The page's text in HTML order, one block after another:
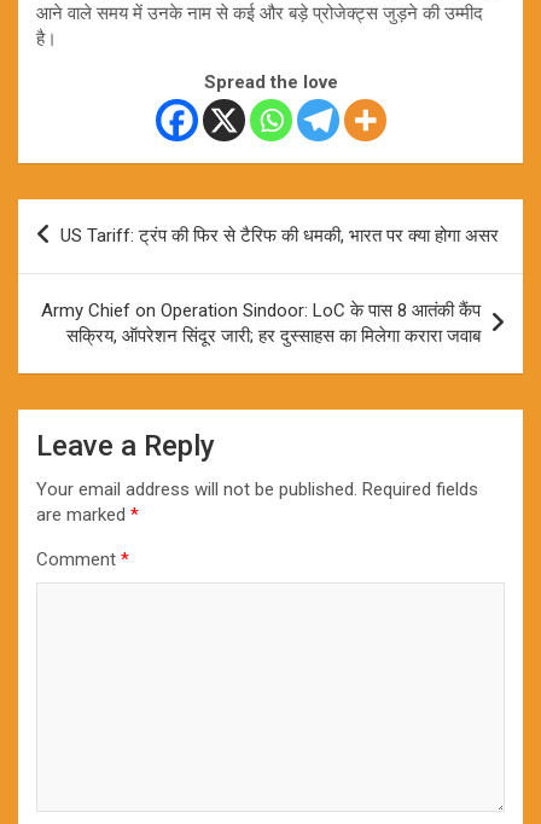
आने वाले समय में उनके नाम से कई और बड़े प्रोजेक्ट्स जुड़ने की उम्मीद
है।
Spread the love
Post
navigation
US Tariff: ट्रंप की फिर से टैरिफ की धमकी, भारत पर क्या होगा असर
Army Chief on Operation Sindoor: LoC के पास 8 आतंकी कैंप
सक्रिय, ऑपरेशन सिंदूर जारी; हर दुस्साहस का मिलेगा करारा जवाब
Leave a Reply
Your email address will not be published. Required fields
are marked *
Comment *